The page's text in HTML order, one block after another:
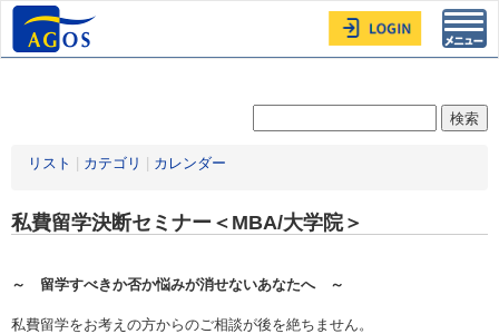
リスト カテゴリ カレンダー
私費留学決断セミナー＜MBA/大学院＞
～ 留学すべきか否か悩みが消せないあなたへ ～
私費留学をお考えの方からのご相談が後を絶ちません。